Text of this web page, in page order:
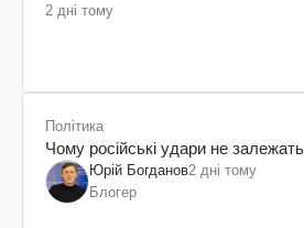
2 дні тому
Політика
Чому російські удари не залежать
Юрій Богданов2 дні тому
Блогер